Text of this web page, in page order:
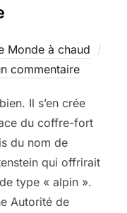
Monde à chaud
commentaire
Il s’en crée
du coffre-fort
du nom de
qui offrirait
type « alpin ».
Autorité de